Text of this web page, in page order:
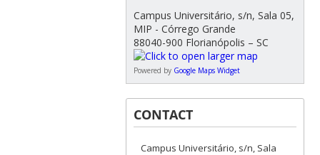
Campus Universitário, s/n, Sala 05,
MIP - Córrego Grande
88040-900 Florianópolis – SC
Powered by Google Maps Widget
CONTACT
Campus Universitário, s/n, Sala